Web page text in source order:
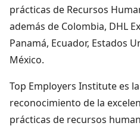
prácticas de Recursos
además de Colombia, DHL
Panamá, Ecuador, Estados
México.
Top Employers Institute es
reconocimiento de la
prácticas de recursos